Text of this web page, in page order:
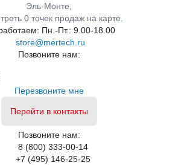
Эль-Монте,
0 точек продаж на карте.
Пн.-Пт.: 9.00-18.00
store@mertech.ru
Позвоните нам:
Перезвоните мне
Перейти в контакты
Позвоните нам:
8 (800) 333-00-14
+7 (495) 146-25-25